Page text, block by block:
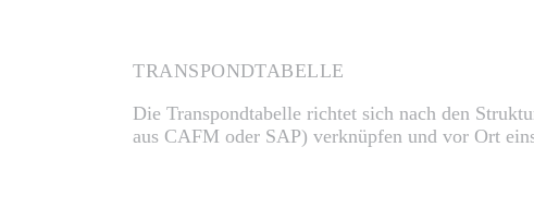
TRANSPONDTABELLE
Die Transpondtabelle richtet sich nach den
aus CAFM oder SAP) verknüpfen und vor Ort